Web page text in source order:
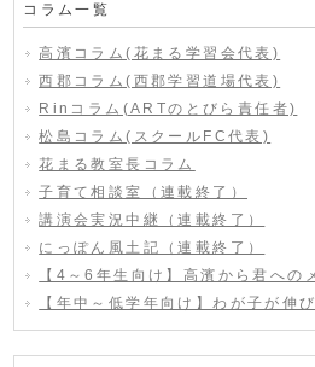
コラム一覧
高濱コラム(花まる学習会代表)
西郡コラム(西郡学習道場代表)
Rinコラム(ARTのとびら責任者)
松島コラム(スクールFC代表)
花まる教室長コラム
子育て相談室（連載終了）
講演会実況中継（連載終了）
にっぽん風土記（連載終了）
【4～6年生向け】高濱から君への
【年中～低学年向け】わが子が伸